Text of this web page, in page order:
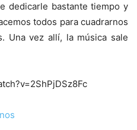
dedicarle bastante tiempo y
todos para cuadrarnos
Una vez allí, la música sale